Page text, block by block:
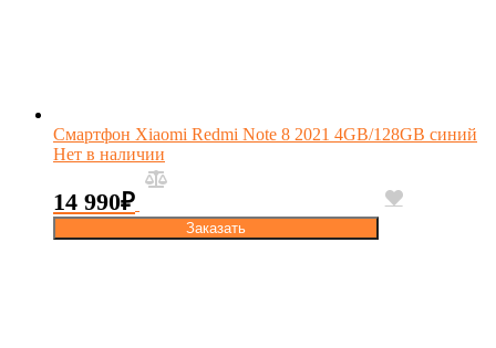
Смартфон Xiaomi Redmi Note 8 2021 4GB/128GB синий
Нет в наличии
14 990₽
Заказать